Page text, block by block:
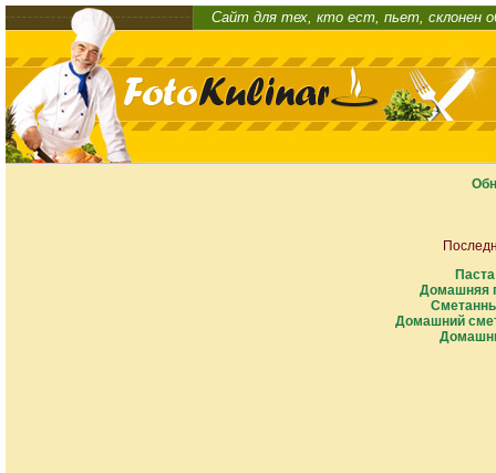
Сайт для тех, кто ест, пьет, склонен
Домашняя
Домашний